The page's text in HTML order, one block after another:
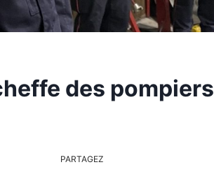
des pompiers
PARTAGEZ